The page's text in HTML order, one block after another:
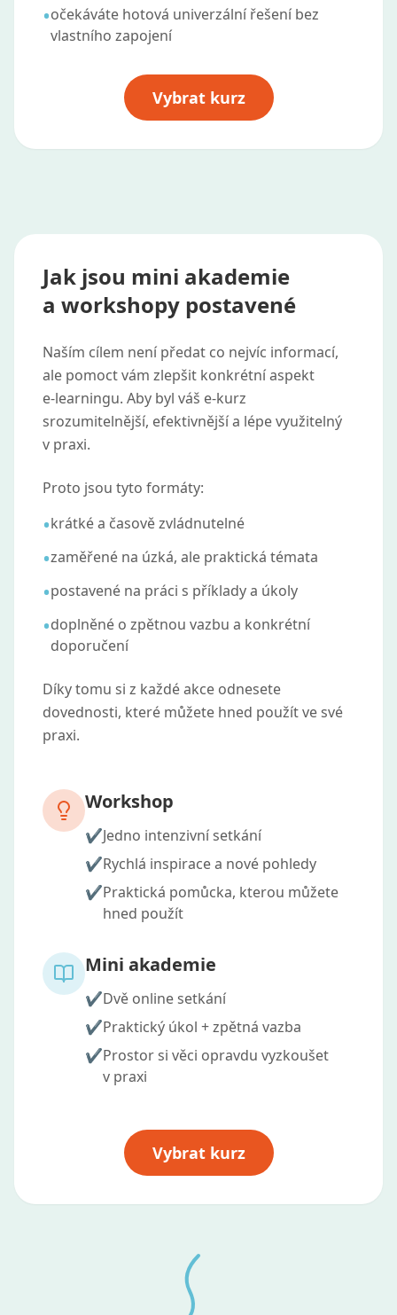
•očekáváte hotová univerzální řešení bez
vlastního zapojení
Vybrat kurz
Jak jsou mini akademie
a workshopy postavené
Naším cílem není předat co nejvíc informací,
ale pomoct vám zlepšit konkrétní aspekt
e‑learningu. Aby byl váš e‑kurz
srozumitelnější, efektivnější a lépe využitelný
v praxi.
Proto jsou tyto formáty:
•krátké a časově zvládnutelné
•zaměřené na úzká, ale praktická témata
•postavené na práci s příklady a úkoly
•doplněné o zpětnou vazbu a konkrétní
doporučení
Díky tomu si z každé akce odnesete
dovednosti, které můžete hned použít ve své
praxi.
Workshop
✔️Jedno intenzivní setkání
✔️Rychlá inspirace a nové pohledy
✔️Praktická pomůcka, kterou můžete
hned použít
Mini akademie
✔️Dvě online setkání
✔️Praktický úkol + zpětná vazba
✔️Prostor si věci opravdu vyzkoušet
v praxi
Vybrat kurz